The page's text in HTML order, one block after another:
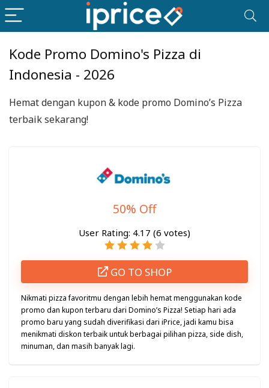
Kode Promo Domino's Pizza di
Indonesia - 2026
Hemat dengan kupon & kode promo Domino’s Pizza
terbaik sekarang!
50% Off
User Rating: 4.17 (6 votes)
GO TO SHOP
Nikmati pizza favoritmu dengan lebih hemat menggunakan kode
promo dan kupon terbaru dari Domino’s Pizza! Setiap hari ada
promo baru yang sudah diverifikasi dari iPrice, jadi kamu bisa
menikmati diskon terbaik untuk berbagai pilihan pizza, side dish,
minuman, dan masih banyak lagi.